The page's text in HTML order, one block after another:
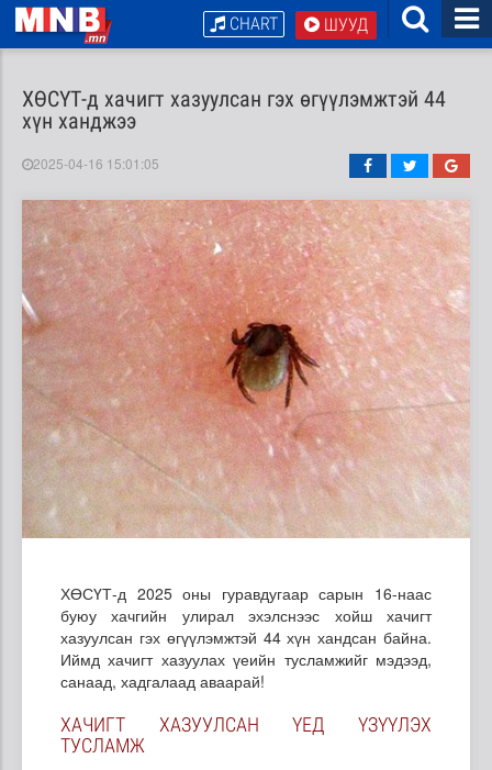
ШУУД
CHART
ХӨСҮТ-д хачигт хазуулсан гэх өгүүлэмжтэй 44
хүн ханджээ
2025-04-16 15:01:05
ХӨСҮТ-д 2025 оны гуравдугаар сарын 16-наас
буюу хачгийн улирал эхэлснээс хойш хачигт
хазуулсан гэх өгүүлэмжтэй 44 хүн хандсан байна.
Иймд хачигт хазуулах үеийн тусламжийг мэдээд,
санаад, хадгалаад аваарай!
ХАЧИГТ ХАЗУУЛСАН ҮЕД ҮЗҮҮЛЭХ
ТУСЛАМЖ